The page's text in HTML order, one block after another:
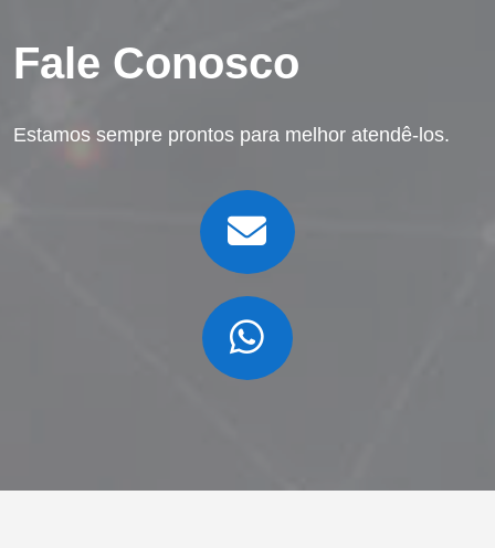
Fale Conosco
Estamos sempre prontos para melhor atendê-los.